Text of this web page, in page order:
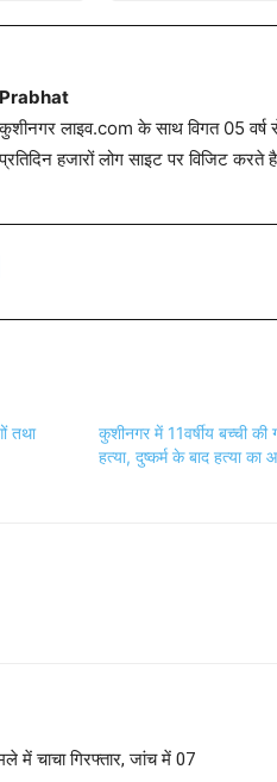
Prabhat
कुशीनगर लाइव.com के साथ विगत 05 वर्ष
प्रतिदिन हजारों लोग साइट पर विजिट करते
तथा
कुशीनगर में 11वर्षीय बच्ची की
हत्या, दुष्कर्म के बाद हत्या का
में चाचा गिरफ्तार, जांच में 07